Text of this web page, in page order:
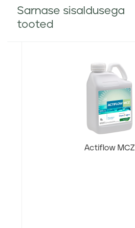
Sarnase sisaldusega
tooted
Actiflow MCZ